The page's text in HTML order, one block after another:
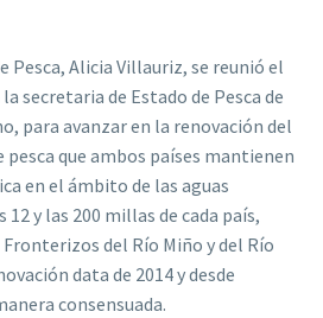
Pesca, Alicia Villauriz, se reunió el
secretaria de Estado de Pesca de
para avanzar en la renovación del
que ambos países mantienen
en el ámbito de las aguas
y las 200 millas de cada país,
del Río Miño y del Río
data de 2014 y desde
consensuada.